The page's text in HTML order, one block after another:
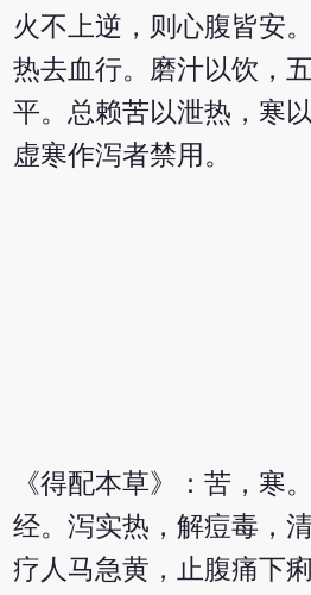
火不上逆，则心腹皆安
热去血行。磨汁以饮，
平。总赖苦以泄热，寒
虚寒作泻者禁用。
《得配本草》：苦，寒
经。泻实热，解痘毒，
疗人马急黄，止腹痛下